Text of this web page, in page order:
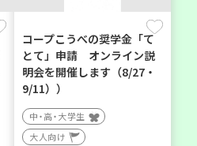
コープこうべの奨学金「て
とて」申請 オンライン説
明会を開催します（8/27・
9/11））
中・高・大学生
大人向け